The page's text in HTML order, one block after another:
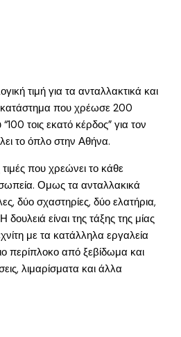
τιμή για τα ανταλλακτικά και
που χρέωσε 200
τοις εκατό κέρδος” για τον
το όπλο στην Αθήνα.
που χρεώνει το κάθε
Ομως τα ανταλλακικά
δύο σχαστηρίες, δύο ελατήρια,
είναι της τάξης της μίας
με τα κατάλληλα εργαλεία
περίπλοκο από ξεβίδωμα και
λιμαρίσματα και άλλα